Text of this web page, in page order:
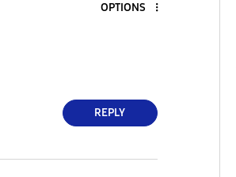
OPTIONS
REPLY